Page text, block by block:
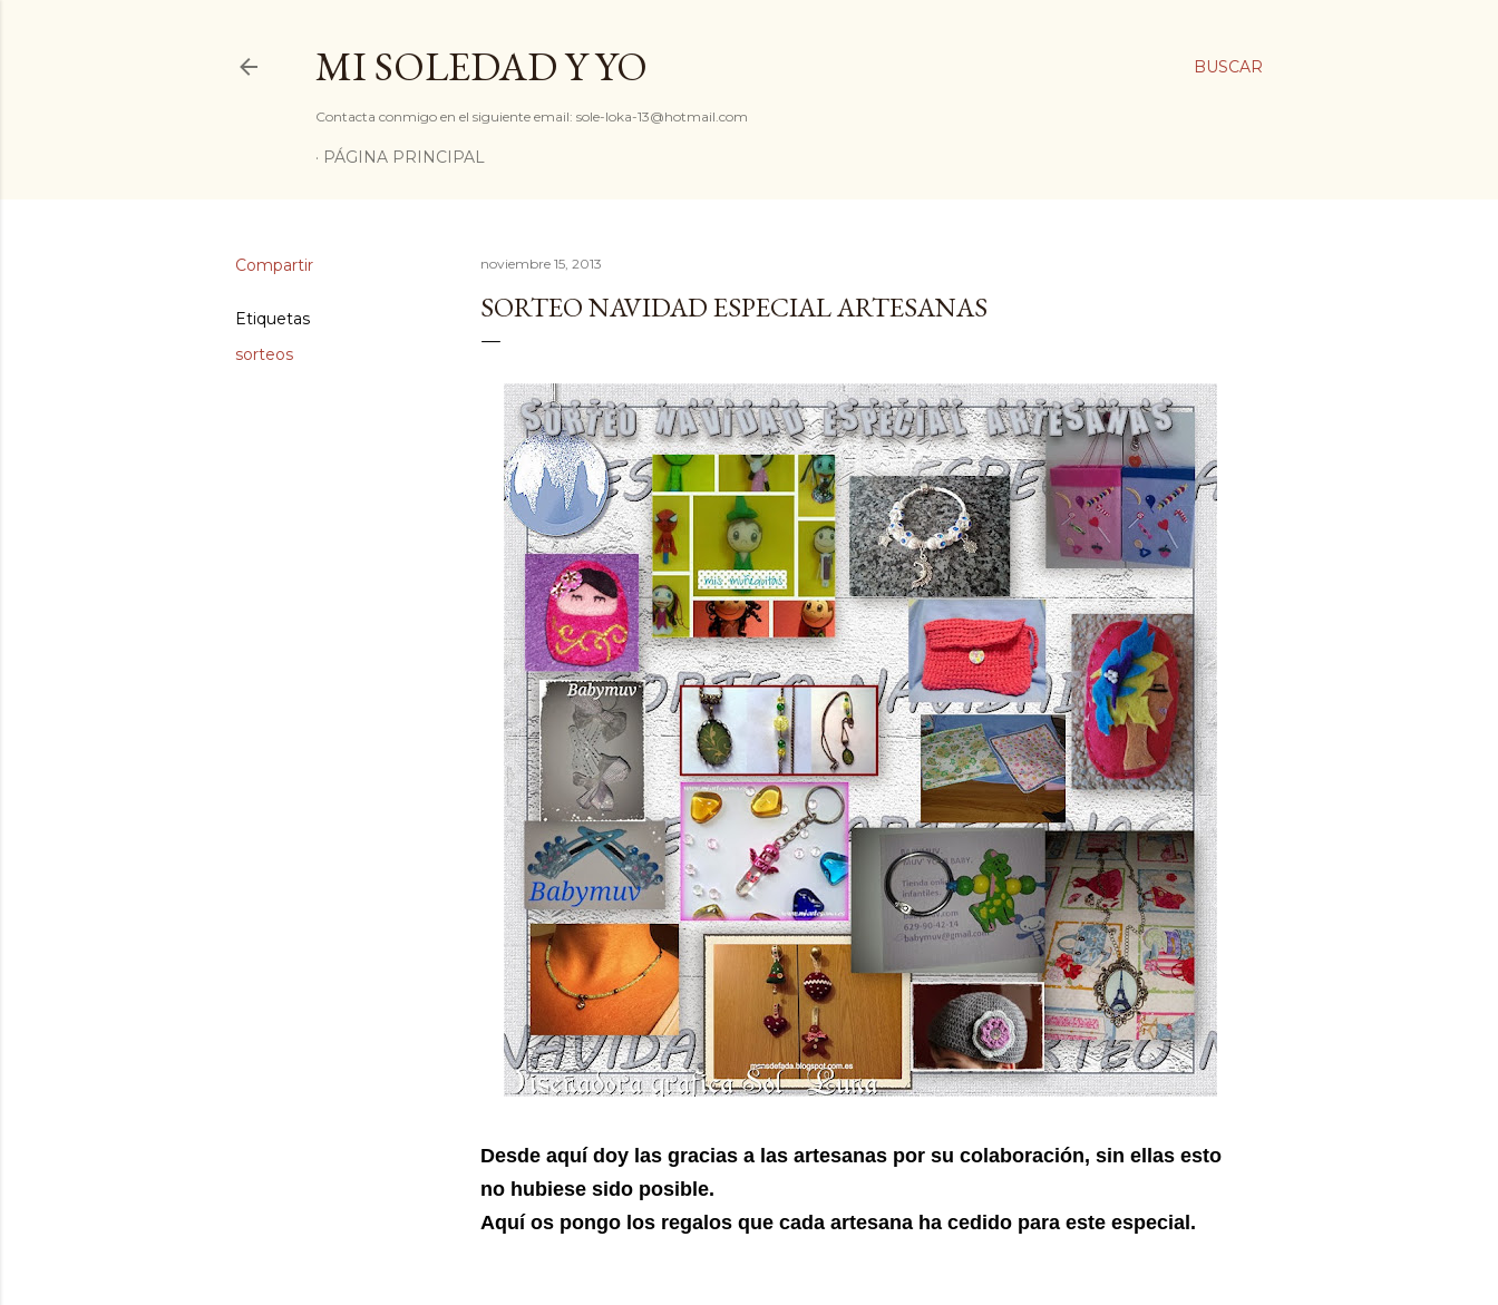
BUSCAR
MI SOLEDAD Y YO
Contacta conmigo en el siguiente email: sole-loka-13@hotmail.com
PÁGINA PRINCIPAL
Compartir
Etiquetas
sorteos
noviembre 15, 2013
SORTEO NAVIDAD ESPECIAL ARTESANAS
Desde aquí doy las gracias a las artesanas por su colaboración, sin ellas esto
no hubiese sido posible.
Aquí os pongo los regalos que cada artesana ha cedido para este especial.